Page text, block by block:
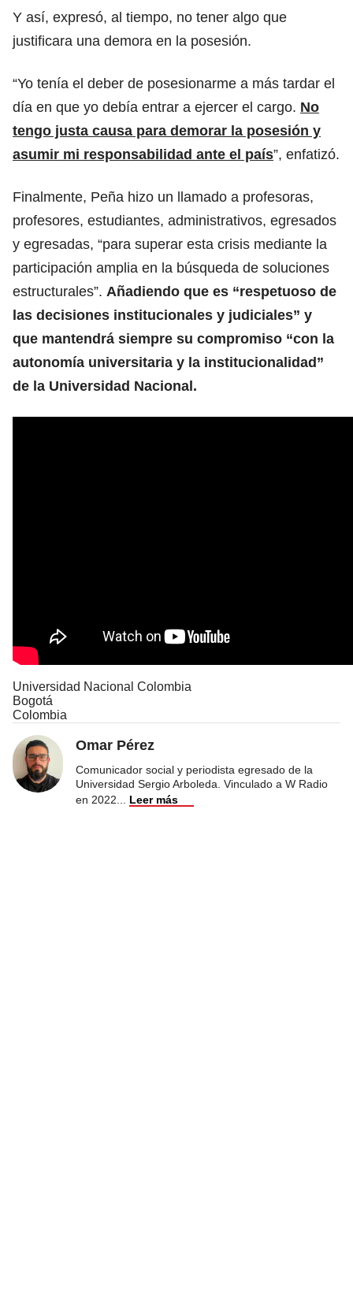
Y así, expresó, al tiempo, no tener algo que
justificara una demora en la posesión.
“Yo tenía el deber de posesionarme a más tardar el
día en que yo debía entrar a ejercer el cargo. No
tengo justa causa para demorar la posesión y
asumir mi responsabilidad ante el país”, enfatizó.
Finalmente, Peña hizo un llamado a profesoras,
profesores, estudiantes, administrativos, egresados
y egresadas, “para superar esta crisis mediante la
participación amplia en la búsqueda de soluciones
estructurales”. Añadiendo que es “respetuoso de
las decisiones institucionales y judiciales” y
que mantendrá siempre su compromiso “con la
autonomía universitaria y la institucionalidad”
de la Universidad Nacional.
Universidad Nacional Colombia
Bogotá
Colombia
Omar Pérez
Comunicador social y periodista egresado de la
Universidad Sergio Arboleda. Vinculado a W Radio
en 2022
Leer más